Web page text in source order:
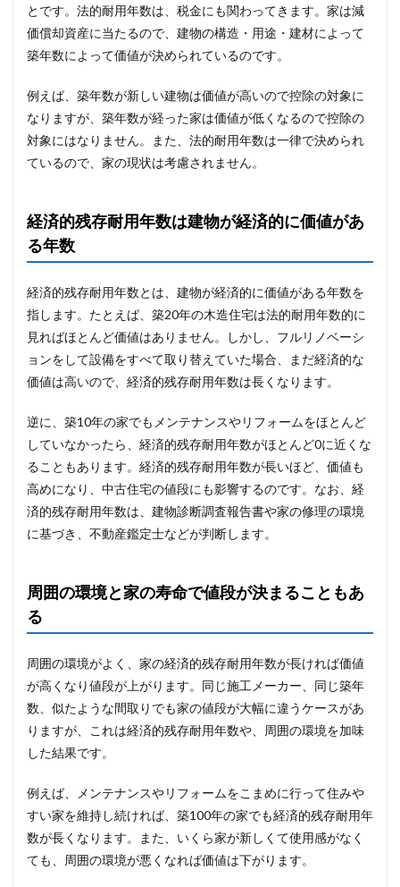
とです。法的耐用年数は、税金にも関わってきます。家は減
価償却資産に当たるので、建物の構造・用途・建材によって
築年数によって価値が決められているのです。
例えば、築年数が新しい建物は価値が高いので控除の対象に
なりますが、築年数が経った家は価値が低くなるので控除の
対象にはなりません。また、法的耐用年数は一律で決められ
ているので、家の現状は考慮されません。
経済的残存耐用年数は建物が経済的に価値があ
る年数
経済的残存耐用年数とは、建物が経済的に価値がある年数を
指します。たとえば、築20年の木造住宅は法的耐用年数的に
見ればほとんど価値はありません。しかし、フルリノベーシ
ョンをして設備をすべて取り替えていた場合、まだ経済的な
価値は高いので、経済的残存耐用年数は長くなります。
逆に、築10年の家でもメンテナンスやリフォームをほとんど
していなかったら、経済的残存耐用年数がほとんど0に近くな
ることもあります。経済的残存耐用年数が長いほど、価値も
高めになり、中古住宅の値段にも影響するのです。なお、経
済的残存耐用年数は、建物診断調査報告書や家の修理の環境
に基づき、不動産鑑定士などが判断します。
周囲の環境と家の寿命で値段が決まることもあ
る
周囲の環境がよく、家の経済的残存耐用年数が長ければ価値
が高くなり値段が上がります。同じ施工メーカー、同じ築年
数、似たような間取りでも家の値段が大幅に違うケースがあ
りますが、これは経済的残存耐用年数や、周囲の環境を加味
した結果です。
例えば、メンテナンスやリフォームをこまめに行って住みや
すい家を維持し続ければ、築100年の家でも経済的残存耐用年
数が長くなります。また、いくら家が新しくて使用感がなく
ても、周囲の環境が悪くなれば価値は下がります。